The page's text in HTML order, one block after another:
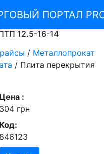
12.5-16-14
/ Металлопрокат
/ Плита перекрытия
Цена :
304 грн
Код:
846123